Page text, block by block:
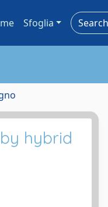
Sfoglia
hybrid